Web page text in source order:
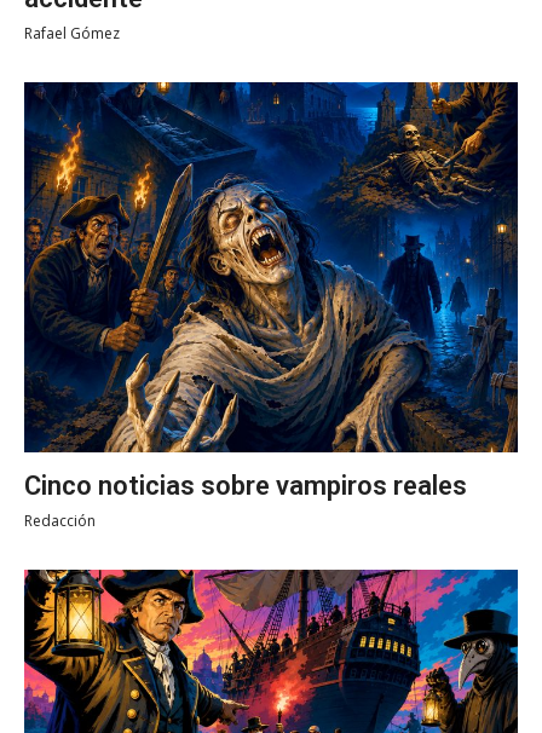
Rafael Gómez
Cinco noticias sobre vampiros reales
Redacción